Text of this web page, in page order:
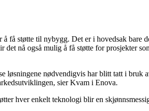
støtte til nybygg. Det er i hovedsak bare
det nå også mulig å få støtte for prosjekter
løsningene nødvendigvis har blitt tatt i bruk
sier Kvam i Enova.
hver enkelt teknologi blir en